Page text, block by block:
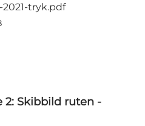
tryk.pdf
2: Skibbild ruten -